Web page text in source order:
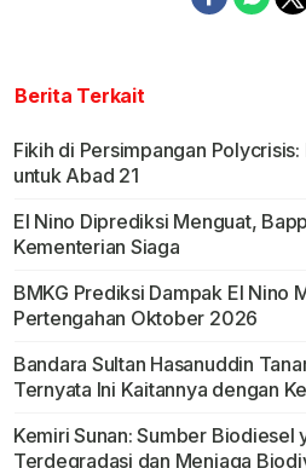
Berita Terkait
Fikih di Persimpangan
untuk Abad 21
El Nino Diprediksi Menguat,
Kementerian Siaga
BMKG Prediksi Dampak El Nino
Pertengahan Oktober 2026
Bandara Sultan Hasanuddin
Ternyata Ini Kaitannya dengan
Kemiri Sunan: Sumber Biodiesel
Terdegradasi dan Menjaga